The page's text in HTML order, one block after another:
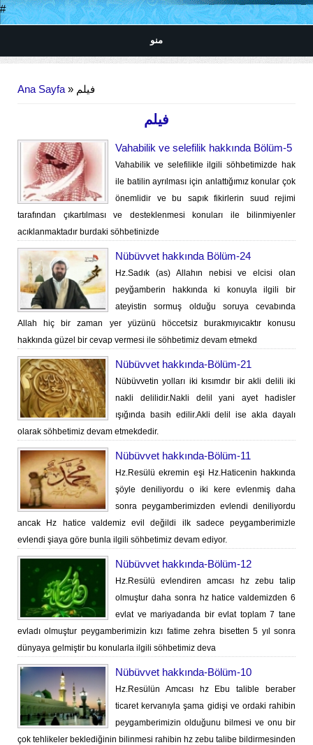
#
منو
Ana Sayfa
» فیلم
فیلم
Vahabilik ve selefilik hakkında Bölüm-5
Vahabilik ve selefilikle ilgili söhbetimizde hak
ile batilin ayrılması için anlattığımız konular çok
önemlidir ve bu sapık fikirlerin suud rejimi
tarafından çıkartılması ve desteklenmesi konuları ile bilinmiyenler
acıklanmaktadır burdaki söhbetinizde
Nübüvvet hakkında Bölüm-24
Hz.Sadık (as) Allahın nebisi ve elcisi olan
peyğamberin hakkında ki konuyla ilgili bir
ateyistin sormuş olduğu soruya cevabında
Allah hiç bir zaman yer yüzünü höccetsiz burakmıyıcaktır konusu
hakkında güzel bir cevap vermesi ile söhbetimiz devam etmekd
Nübüvvet hakkında-Bölüm-21
Nübüvvetin yolları iki kısımdır bir akli delili iki
nakli delilidir.Nakli delil yani ayet hadisler
ışığında basih edilir.Akli delil ise akla dayalı
olarak söhbetimiz devam etmekdedir.
Nübüvvet hakkında-Bölüm-11
Hz.Resülü ekremin eşi Hz.Haticenin hakkında
şöyle deniliyordu o iki kere evlenmiş daha
sonra peygamberimizden evlendi deniliyordu
ancak Hz hatice valdemiz evil değildi ilk sadece peygamberimizle
evlendi şiaya göre bunla ilgili söhbetimiz devam ediyor.
Nübüvvet hakkında-Bölüm-12
Hz.Resülü evlendiren amcası hz zebu talip
olmuştur daha sonra hz hatice valdemizden 6
evlat ve mariyadanda bir evlat toplam 7 tane
evladı olmuştur peygamberimizin kızı fatime zehra bisetten 5 yıl sonra
dünyaya gelmiştir bu konularla ilgili söhbetimiz deva
Nübüvvet hakkında-Bölüm-10
Hz.Resülün Amcası hz Ebu talible beraber
ticaret kervanıyla şama gidişi ve ordaki rahibin
peygamberimizin olduğunu bilmesi ve onu bir
çok tehlikeler beklediğinin bilinmesi rahibin hz zebu talibe bildirmesinden